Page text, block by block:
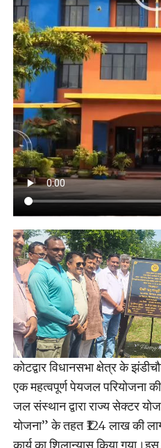
कोटद्वार विधानसभा क्षेत्र के
एक महत्वपूर्ण पेयजल परियोजना
जल संस्थान द्वारा राज्य सेक्टर
योजना” के तहत ₹124 लाख की